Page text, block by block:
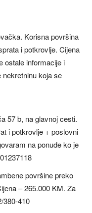
Korisna površina
i potkrovlje. Cijena
ostale informacije i
nekretninu koja se
57 b, na glavnoj cesti.
i potkrovlje + poslovni
na ponude ko je
površine preko
– 265.000 KM. Za
380-410